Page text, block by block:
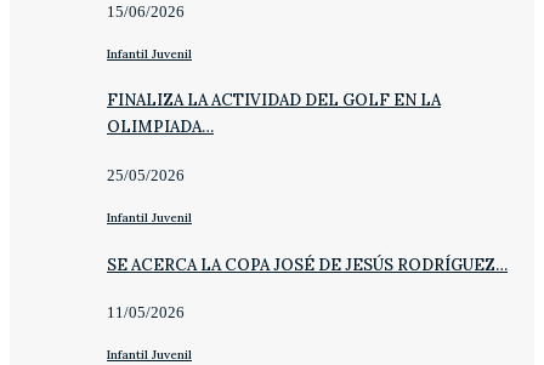
15/06/2026
Infantil Juvenil
FINALIZA LA ACTIVIDAD DEL GOLF EN LA
OLIMPIADA…
25/05/2026
Infantil Juvenil
SE ACERCA LA COPA JOSÉ DE JESÚS RODRÍGUEZ…
11/05/2026
Infantil Juvenil